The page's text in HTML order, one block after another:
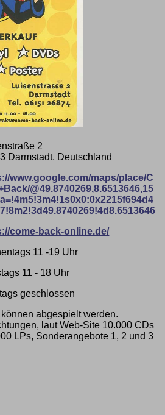
2
Darmstadt, Deutschland
www.google.com/maps/place/C
@49.8740269,8.6513646,15
come-back-online.de/
11 -19 Uhr
11 - 18 Uhr
geschlossen
abgespielt werden.
laut Web-Site 10.000 CDs
LPs, Sonderangebote 1, 2 und 3